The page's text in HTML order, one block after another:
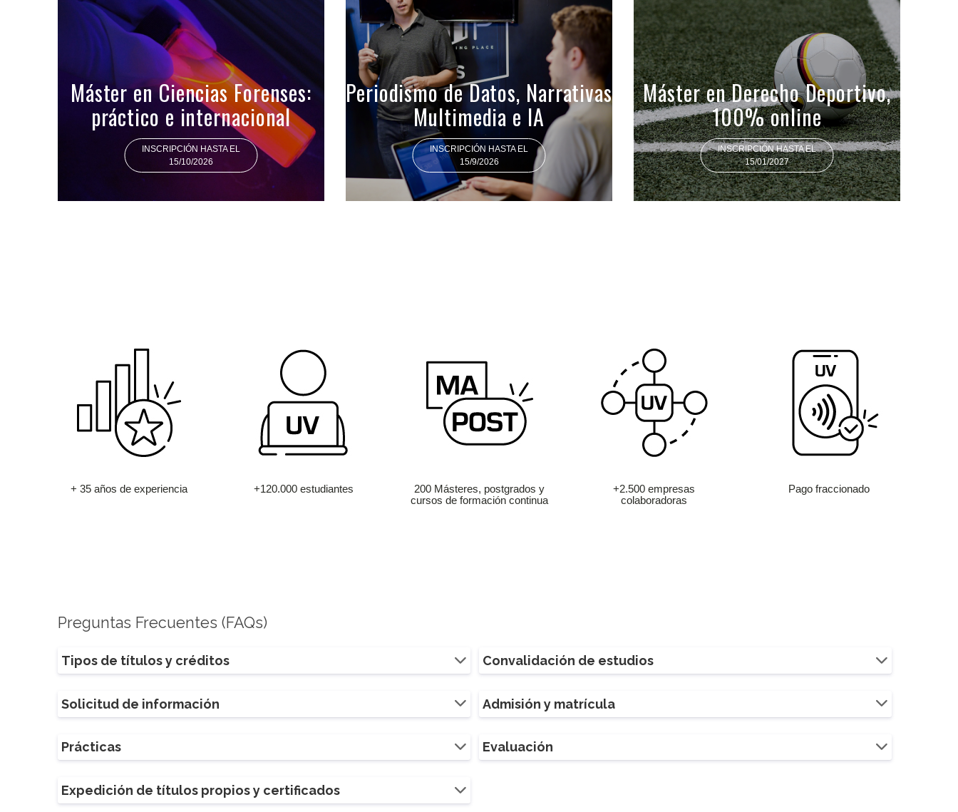
Máster en Ciencias Forenses:
práctico e internacional
INSCRIPCIÓN HASTA EL
15/10/2026
Periodismo de Datos, Narrativas
Multimedia e IA
INSCRIPCIÓN HASTA EL
15/9/2026
Máster en Derecho Deportivo,
100% online
INSCRIPCIÓN HASTA EL
15/01/2027
+ 35 años de experiencia +120.000 estudiantes
200 Másteres, postgrados y
cursos de formación continua
+2.500 empresas
colaboradoras
Pago fraccionado
Preguntas Frecuentes (FAQs)
Tipos de títulos y créditos Convalidación de estudios
Solicitud de información Admisión y matrícula
Prácticas Evaluación
Expedición de títulos propios y certificados